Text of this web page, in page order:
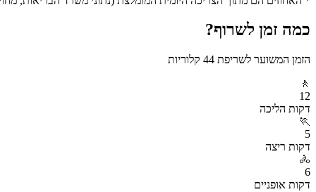
כמה זמן לשרוף?
הזמן המשוער לשריפת 44 קלוריות
🚶
12
דקות הליכה
🏃
5
דקות ריצה
🚴
6
דקות אופניים